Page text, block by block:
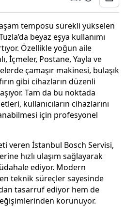
temposu sürekli yükselen
beyaz eşya kullanımı
Özellikle yoğun aile
İçmeler, Postane, Yayla ve
çamaşır makinesi, bulaşık
gibi cihazların düzenli
Tam da bu noktada
kullanıcıların cihazlarını
için profesyonel
veren İstanbul Bosch Servisi,
hızlı ulaşım sağlayarak
ediyor. Modern
teknik süreçler sayesinde
tasarruf ediyor hem de
korunuyor.